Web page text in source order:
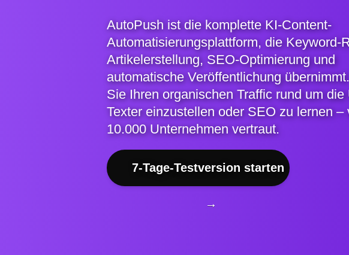
AutoPush ist die komplette KI-Content-
Automatisierungsplattform, die Keyword-
Artikelerstellung, SEO-Optimierung und
automatische Veröffentlichung
Sie Ihren organischen Traffic rund um die
Texter einzustellen oder SEO zu lernen –
10.000 Unternehmen vertraut.
7-Tage-Testversion starten
→